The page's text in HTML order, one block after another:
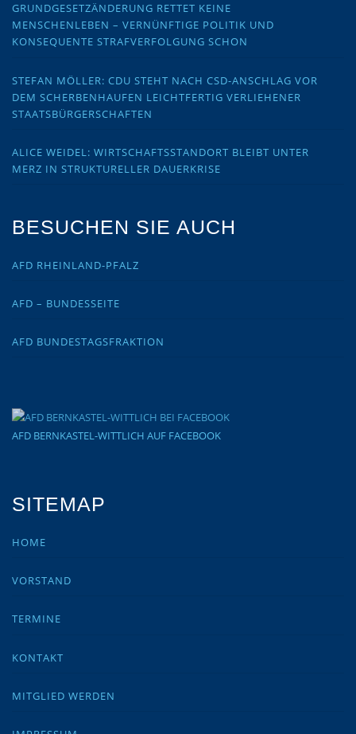
GRUNDGESETZÄNDERUNG RETTET KEINE
MENSCHENLEBEN – VERNÜNFTIGE POLITIK UND
KONSEQUENTE STRAFVERFOLGUNG SCHON
STEFAN MÖLLER: CDU STEHT NACH CSD-ANSCHLAG VOR
DEM SCHERBENHAUFEN LEICHTFERTIG VERLIEHENER
STAATSBÜRGERSCHAFTEN
ALICE WEIDEL: WIRTSCHAFTSSTANDORT BLEIBT UNTER
MERZ IN STRUKTURELLER DAUERKRISE
BESUCHEN SIE AUCH
AFD RHEINLAND-PFALZ
AFD – BUNDESSEITE
AFD BUNDESTAGSFRAKTION
AFD BERNKASTEL-WITTLICH AUF FACEBOOK
SITEMAP
HOME
VORSTAND
TERMINE
KONTAKT
MITGLIED WERDEN